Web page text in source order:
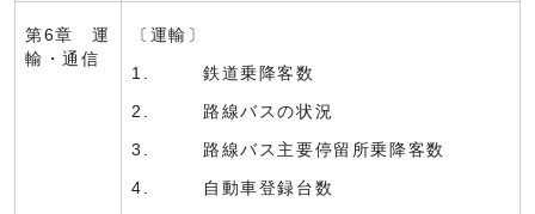
第6章 運
輸・通信
〔運輸〕
1. 鉄道乗降客数
2. 路線バスの状況
3. 路線バス主要停留所乗降客数
4. 自動車登録台数